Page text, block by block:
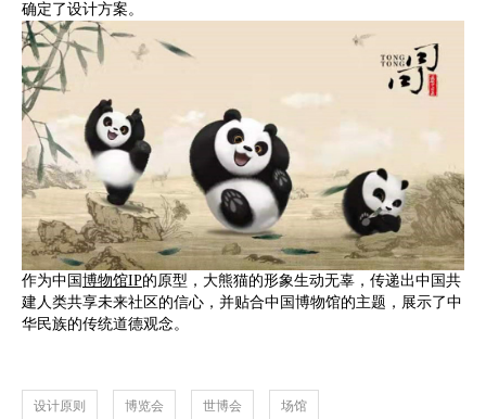
确定了设计方案。
作为中国 博物馆IP的原型，大熊猫的形象生动无辜，传递出中国共
建人类共享未来社区的信心，并贴合中国博物馆的主题，展示了中
华民族的传统道德观念。
设计原则 博览会 世博会 场馆